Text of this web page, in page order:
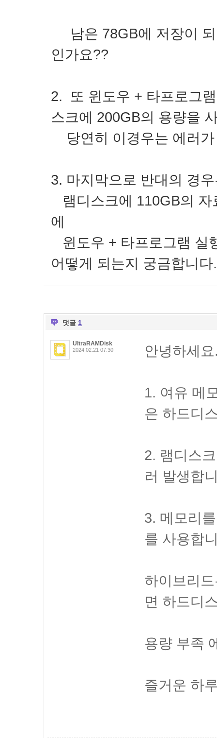
남은 78GB에 저장이 되
인가요??
2. 또 윈도우 + 타프로그
스크에 200GB의 용량을
당연히 이경우는 에러가
3. 마지막으로 반대의 경
램디스크에 110GB의 자
에
윈도우 + 타프로그램 실
어떻게 되는지 궁금합니다.
댓글 1
UltraRAMDisk
2024.02.21 07:30 안녕하세
1. 여유 메
은 하드디
2. 램디스
러 발생합
3. 메모리
를 사용합
하이브리
면 하드디
용량 부족
즐거운 하